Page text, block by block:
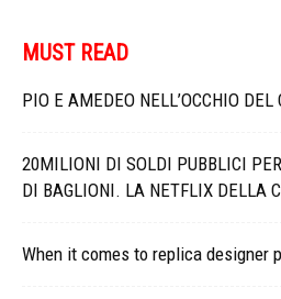
MUST READ
PIO E AMEDEO NELL’OCCHIO DEL
20MILIONI DI SOLDI PUBBLICI
DI BAGLIONI. LA NETFLIX DELLA
When it comes to replica designer